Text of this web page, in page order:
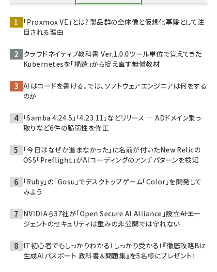
「Proxmox VE」とは? 製品群の全体像と仮想化基盤として注
目される理由
クラウドネイティブ教科書 Ver.1.0.0――ツール単位で覚えてきた
Kubernetesを「構造」から捉え直す無償教材
AIはコードを書ける。では、ソフトウェアエンジニアは何をする
のか
「Samba 4.24.5」「4.23.11」などリリース ─ ADドメイン乗っ
取りなど6件の脆弱性を修正
「今日はなぜか進まなかった」に名前が付いた――New Relicの
OSS「Preflight」がAIコーディングのアンチパターンを検知
「Ruby」の「Gosu」でデスクトップゲーム「Color」を開発して
みよう
NVIDIAら37社が「Open Secure AI Alliance」設立――AIエー
ジェントのセキュリティは重みの非公開では守れない
IT初心者でもしっかりわかる！しっかり受かる！『徹底攻略Biz
生成AIパスポート 教科書＆問題集』を5名様にプレゼント！